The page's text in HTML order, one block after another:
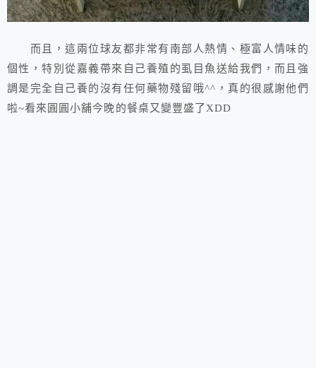
而且，這兩位球友都非常有南部人熱情、極富人情味的
個性，特別從嘉義帶來自己養殖的虱目魚送給我們，而且強
調是完全自己養的沒有任何藥物殘留哦^^，真的很感謝他們
啦~看來圓圓小舖今晚的餐桌又變豐盛了XDD